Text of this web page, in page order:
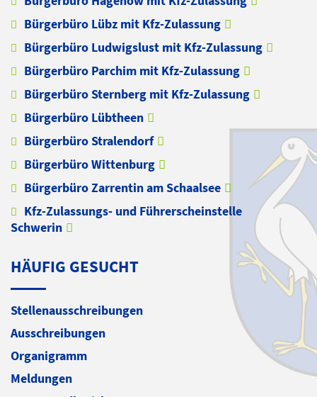
Bürgerbüro Lübz mit Kfz-Zulassung
Bürgerbüro Ludwigslust mit Kfz-Zulassung
Bürgerbüro Parchim mit Kfz-Zulassung
Bürgerbüro Sternberg mit Kfz-Zulassung
Bürgerbüro Lübtheen
Bürgerbüro Stralendorf
Bürgerbüro Wittenburg
Bürgerbüro Zarrentin am Schaalsee
Kfz-Zulassungs- und Führerscheinstelle
Schwerin
HÄUFIG GESUCHT
Stellenausschreibungen
Ausschreibungen
Organigramm
Meldungen